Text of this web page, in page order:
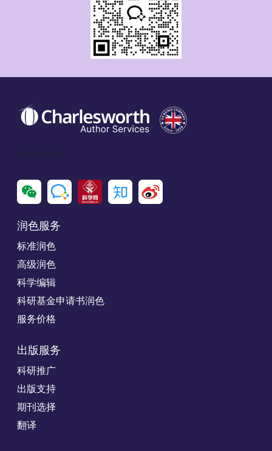
Social Icon
润色服务
标准润色
高级润色
科学编辑
科研基金申请书润色
服务价格
出版服务
科研推广
出版支持
期刊选择
翻译